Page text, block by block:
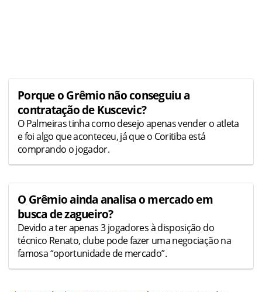
Porque o Grêmio não conseguiu a
contratação de Kuscevic?
O Palmeiras tinha como desejo apenas vender o atleta
e foi algo que aconteceu, já que o Coritiba está
comprando o jogador.
O Grêmio ainda analisa o mercado em
busca de zagueiro?
Devido a ter apenas 3 jogadores à disposição do
técnico Renato, clube pode fazer uma negociação na
famosa “oportunidade de mercado”.